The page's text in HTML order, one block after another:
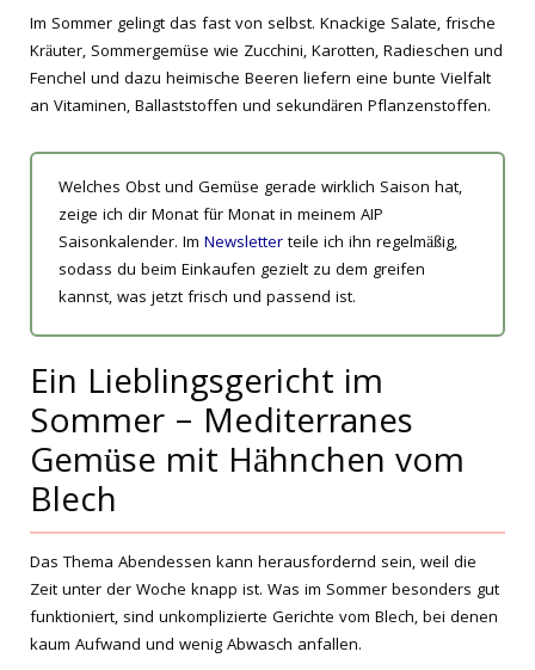
Im Sommer gelingt das fast von selbst. Knackige Salate, frische
Kräuter, Sommergemüse wie Zucchini, Karotten, Radieschen und
Fenchel und dazu heimische Beeren liefern eine bunte Vielfalt
an Vitaminen, Ballaststoffen und sekundären Pflanzenstoffen.
Welches Obst und Gemüse gerade wirklich Saison hat,
zeige ich dir Monat für Monat in meinem AIP
Saisonkalender. Im Newsletterteile ich ihn regelmäßig,
sodass du beim Einkaufen gezielt zu dem greifen
kannst, was jetzt frisch und passend ist.
Ein Lieblingsgericht im
Sommer – Mediterranes
Gemüse mit Hähnchen vom
Blech
Das Thema Abendessen kann herausfordernd sein, weil die
Zeit unter der Woche knapp ist. Was im Sommer besonders gut
funktioniert, sind unkomplizierte Gerichte vom Blech, bei denen
kaum Aufwand und wenig Abwasch anfallen.